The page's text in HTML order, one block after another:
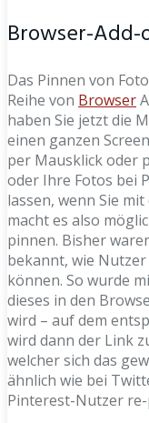
Browser-
Das Pinnen von
Reihe von Browser
haben Sie jetzt die
einen ganzen
per Mausklick oder
oder Ihre Fotos bei
lassen, wenn Sie
macht es also
pinnen. Bisher
bekannt, wie
können. So wurde
dieses in den
wird – auf dem
wird dann der Link
welcher sich das
ähnlich wie bei
Pinterest-Nutzer